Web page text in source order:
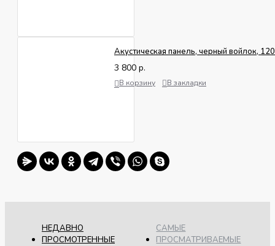
Акустическая панель, черный войлок,
3 800 р.
В корзину В закладки
НЕДАВНО
ПРОСМОТРЕННЫЕ
САМЫЕ
ПРОСМАТРИВАЕМЫЕ